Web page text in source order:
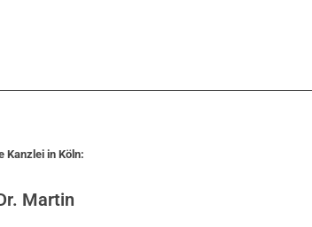
Kanzlei in Köln:
Martin